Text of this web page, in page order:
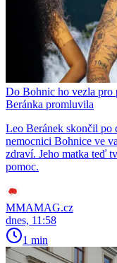
Do Bohnic ho vezla pro
Beránka promluvila
Leo Beránek skončil po
nemocnici Bohnice ve
zdraví. Jeho matka teď
pomoc.
MMAMAG.cz
dnes, 11:58
1 min